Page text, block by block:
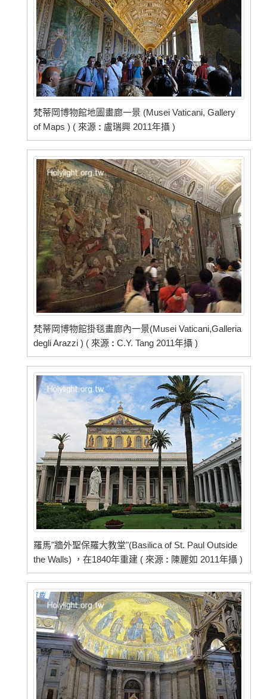
梵蒂岡博物館地圖畫廊一景 (Musei Vaticani, Gallery
of Maps ) ( 來源 : 盧瑞興 2011年攝 )
梵蒂岡博物館掛毯畫廊內一景(Musei Vaticani,Galleria
degli Arazzi ) ( 來源 : C.Y. Tang 2011年攝 )
羅馬"牆外聖保羅大教堂"(Basilica of St. Paul Outside
the Walls) ，在1840年重建 ( 來源 : 陳麗如 2011年攝 )